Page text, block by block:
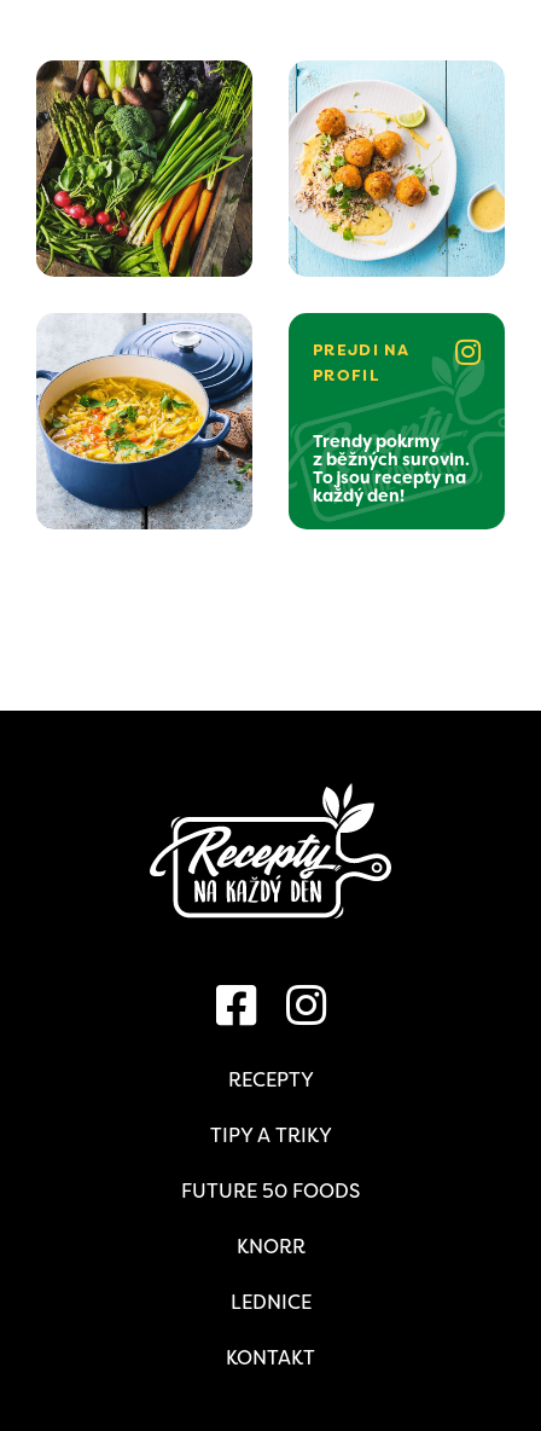
PREJDI NA
PROFIL
Trendy pokrmy
z běžných surovin.
To jsou recepty na
každý den!
RECEPTY
TIPY A TRIKY
FUTURE 50 FOODS
KNORR
LEDNICE
KONTAKT